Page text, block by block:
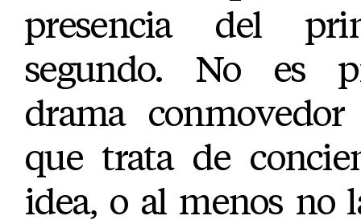
presencia del
segundo. No es
drama
que trata de
idea, o al menos no